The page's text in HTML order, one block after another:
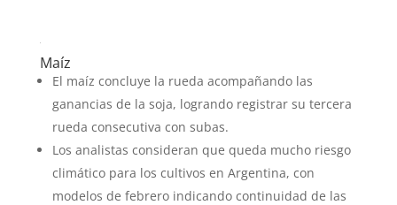
Maíz
El maíz concluye la rueda acompañando las
ganancias de la soja, logrando registrar su tercera
rueda consecutiva con subas.
Los analistas consideran que queda mucho riesgo
climático para los cultivos en Argentina, con
modelos de febrero indicando continuidad de las